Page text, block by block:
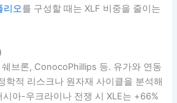
리오를 구성할 때는 XLF 비중을 줄이는
브론, ConocoPhillips 등. 유가와 연동
학적 리스크나 원자재 사이클을 분석해
아-우크라이나 전쟁 시 XLE는 +66%